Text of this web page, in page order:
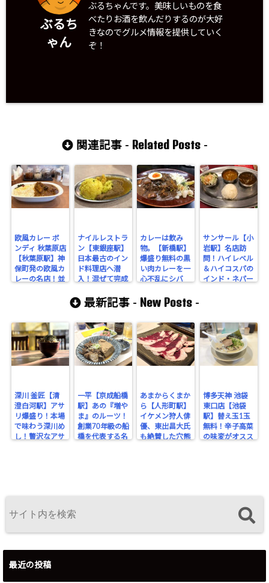
ぶるち
ゃん
ぶるちゃんです。美味しいものを食
べたりお酒を飲んだりするのが大好
きなのでグルメ情報を提供していく
ぞ！
関連記事 - Related Posts-
欧風カレー ボ
ンディ 秋葉原店
【秋葉原駅】神
保町発の欧風カ
レーの名店！並
ナイルレストラ
ン【東銀座駅】
日本最古のイン
ド料理店へ潜
入！混ぜて完成
ギーランチ！
カレーは飲み
物。【新橋駅】
爆盛り無料の黒
い肉カレーを一
心不乱にシバ
サンサール【小
岩駅】名店訪
問！ハイレベル
＆ハイコスパの
インド・ネパー
最新記事 - New Posts -
深川 釜匠【清
澄白河駅】アサ
リ爆盛り！本場
で味わう深川め
し！贅沢なアサ
一平【京成船橋
駅】あの『増や
ま』のルーツ！
創業70年級の船
橋を代表する名
あまからくまか
ら【人形町駅】
イケメン狩人俳
優、東出昌大氏
も絶賛した穴熊
博多天神 池袋
東口店【池袋
駅】替え玉1玉
無料！辛子高菜
の味変がオスス
最近の投稿